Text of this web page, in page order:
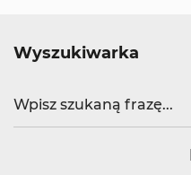
Wyszukiwarka